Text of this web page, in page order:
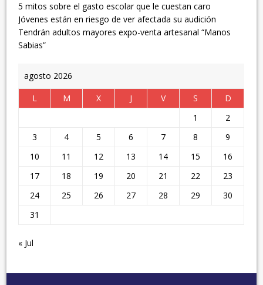
5 mitos sobre el gasto escolar que le cuestan caro
Jóvenes están en riesgo de ver afectada su audición
Tendrán adultos mayores expo-venta artesanal “Manos
Sabias”
agosto 2026
L
M X J V S
D
1
2
3
4 5 6 7 8
9
10
11 12 13 14 15
16
17
18 19 20 21 22
23
24
25 26 27 28 29
30
31
« Jul